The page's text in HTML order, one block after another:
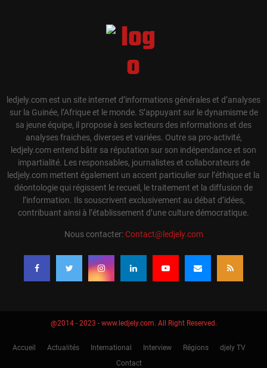
ledjely.com est un site internet d’informations générales et d’analyses
sur la Guinée, l’Afrique et le monde. S’appuyant sur le dynamisme de
sa jeune équipe, il propose à ses lecteurs des informations et des
analyses fraiches, diverses et variées. Outre sa pro-activité,
ledjely.com entend bâtir sa réputation sur son indépendance et son
impartialité. Les responsables, journalistes et collaborateurs de
ledjely.com mettent également un accent particulier sur l’éthique et la
déontologie qui régissent le recueil, le traitement et la diffusion de
l’information. Ils souscrivent exclusivement au débat d’idées,
contribuant ainsi à l’établissement d’une culture démocratique.
Nous contacter:Contact@ledjely.com
@2014 - 2023 - www.ledjely.com. All Right Reserved.
Accueil Actualités International Interview Régions
djely TV
Contact